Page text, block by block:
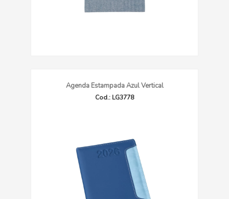
Agenda Estampada Azul Vertical
Cod.: LG3778